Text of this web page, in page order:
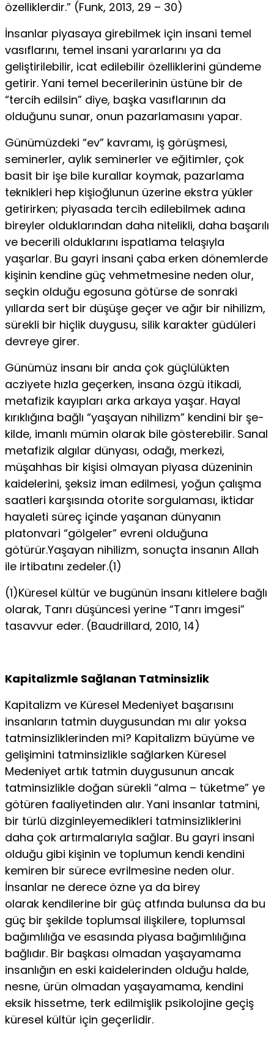
özelliklerdir.” (Funk, 2013, 29 – 30)
İnsanlar piyasaya girebilmek için insani temel
vasıflarını, temel insani yararlarını ya da
geliştirilebilir, icat edilebilir özel­liklerini gündeme
getirir. Yani temel becerilerinin üstüne bir de
“tercih edilsin” diye, başka vasıflarının da
olduğunu sunar, onun pazarlamasını yapar.
Günümüzdeki “ev” kavramı, iş görüşmesi,
seminerler, aylık seminerler ve eğitimler, çok
basit bir işe bile kurallar koymak, pazarlama
teknikleri hep kişioğlunun üzerine ekstra yükler
ge­tirirken; piyasada tercih edilebilmek adına
bireyler oldukların­dan daha nitelikli, daha başarılı
ve becerili olduklarını ispat­lama telaşıyla
yaşarlar. Bu gayri insani çaba erken dönemlerde
kişinin kendine güç vehmetmesine neden olur,
seçkin olduğu egosuna götürse de sonraki
yıllarda sert bir düşüşe geçer ve ağır bir nihilizm,
sürekli bir hiçlik duygusu, silik karakter gü­düleri
devreye girer.
Günümüz insanı bir anda çok güçlülükten
acziyete hızla ge­çerken, insana özgü itikadi,
metafizik kayıpları arka arkaya ya­şar. Hayal
kırıklığına bağlı “yaşayan nihilizm” kendini bir şe­
kilde, imanlı mümin olarak bile gösterebilir. Sanal
metafizik algılar dünyası, odağı, merkezi,
müşahhas bir kişisi olmayan piyasa düzeninin
kaidelerini, şeksiz iman edilmesi, yoğun ça­lışma
saatleri karşısında otorite sorgulaması, iktidar
hayaleti süreç içinde yaşanan dünyanın
platonvari “gölgeler” evreni ol­duğuna
götürür.Yaşayan nihilizm, sonuçta insanın Allah
ile irtibatını zedeler.(1)
(1)Küresel kültür ve bugünün insanı kitlelere bağlı
olarak, Tanrı düşüncesi yerine “Tanrı imgesi”
tasavvur eder. (Baudrillard, 2010, 14)
Kapitalizmle Sağlanan Tatminsizlik
Kapitalizm ve Küresel Medeniyet başarısını
insanların tat­min duygusundan mı alır yoksa
tatminsizliklerinden mi? Ka­pitalizm büyüme ve
gelişimini tatminsizlikle sağlarken Küre­sel
Medeniyet artık tatmin duygusunun ancak
tatminsizlikle doğan sürekli “alma – tüketme” ye
götüren faaliyetinden alır. Yani insanlar tatmini,
bir türlü dizginleyemedikleri tatminsiz­liklerini
daha çok artırmalarıyla sağlar. Bu gayri insani
olduğu gibi kişinin ve toplumun kendi kendini
kemiren bir sürece evrilmesine neden olur.
İnsanlar ne derece özne ya da birey
olarak kendilerine bir güç atfında bulunsa da bu
güç bir şekilde toplumsal ilişkilere, toplumsal
bağımlılığa ve esasında piyasa bağımlılığına
bağlıdır. Bir başkası olmadan yaşayamama
insan­lığın en eski kaidelerinden olduğu halde,
nesne, ürün olmadan yaşayamama, kendini
eksik hissetme, terk edilmişlik psikolo­jine geçiş
küresel kültür için geçerlidir.